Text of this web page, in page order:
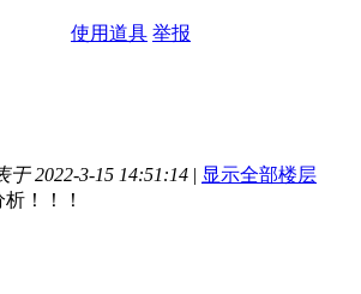
使用道具 举报
于 2022-3-15 14:51:14 | 显示全部楼层
！！！